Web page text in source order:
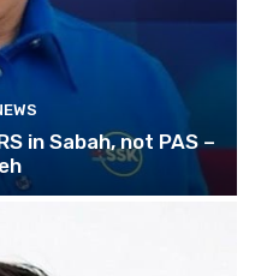
in Sabah, not PAS –